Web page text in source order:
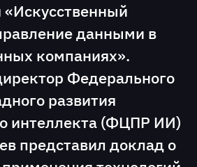
данными в
компаниях».
Федерального
развития
интеллекта (ФЦПР ИИ)
представил доклад о